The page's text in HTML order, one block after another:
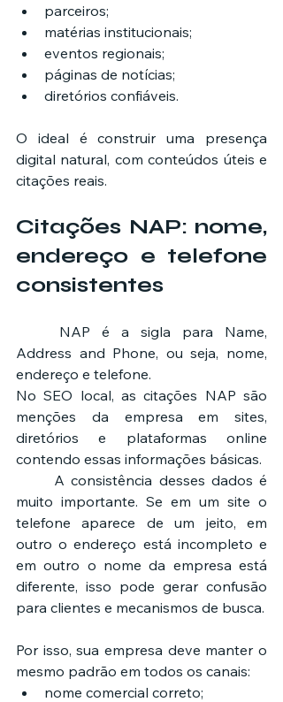
parceiros;
matérias institucionais;
eventos regionais;
páginas de notícias;
diretórios confiáveis.
O ideal é construir uma presença
digital natural, com conteúdos úteis e
citações reais.
Citações NAP: nome,
endereço e telefone
consistentes
Address and Phone, ou seja, nome,
endereço e telefone.
No SEO local, as citações NAP são
menções da empresa em sites,
diretórios e plataformas online
contendo essas informações básicas.
muito importante. Se em um site o
telefone aparece de um jeito, em
outro o endereço está incompleto e
em outro o nome da empresa está
diferente, isso pode gerar confusão
para clientes e mecanismos de busca.
Por isso, sua empresa deve manter o
mesmo padrão em todos os canais:
nome comercial correto;